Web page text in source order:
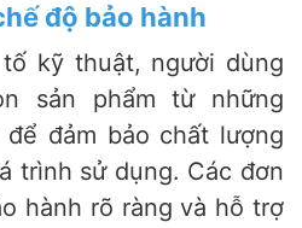
độ bảo hành
kỹ thuật, người dùng
sản phẩm từ những
đảm bảo chất lượng
trình sử dụng. Các đơn
hành rõ ràng và hỗ trợ